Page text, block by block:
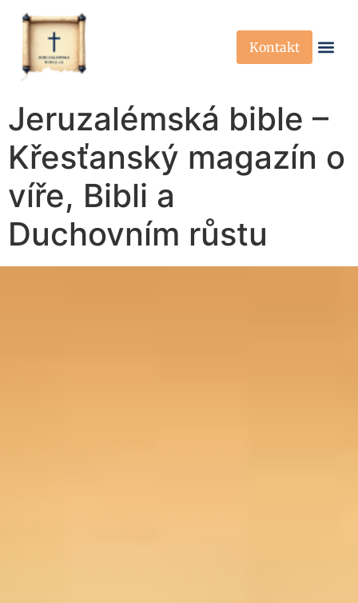
Kontakt
Jeruzalémská bible –
Křesťanský magazín o
víře, Bibli a
Duchovním růstu